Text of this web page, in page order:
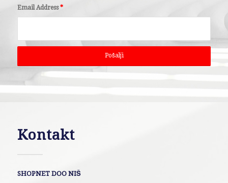
Email Address*
Kontakt
SHOPNET DOO NIŠ